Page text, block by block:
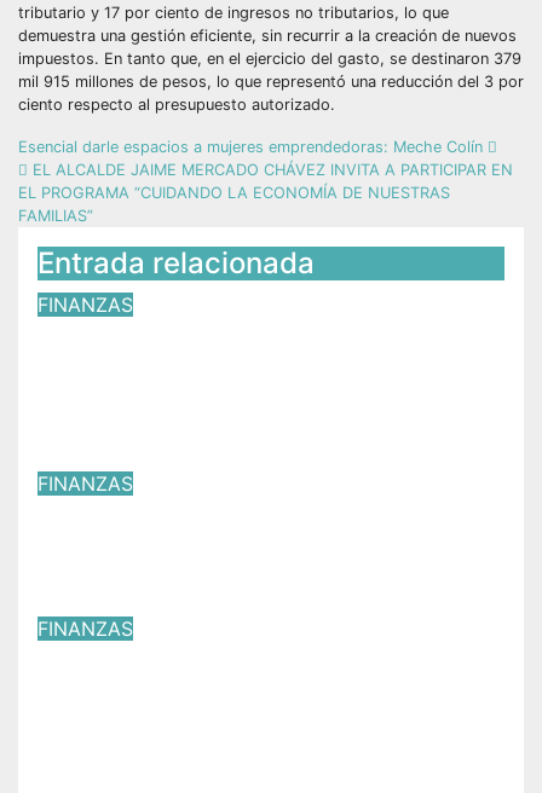
tributario y 17 por ciento de ingresos no tributarios, lo que
demuestra una gestión eficiente, sin recurrir a la creación de nuevos
impuestos. En tanto que, en el ejercicio del gasto, se destinaron 379
mil 915 millones de pesos, lo que representó una reducción del 3 por
ciento respecto al presupuesto autorizado.
Esencial darle espacios a mujeres emprendedoras: Meche Colín
EL ALCALDE JAIME MERCADO CHÁVEZ INVITA A PARTICIPAR EN
EL PROGRAMA “CUIDANDO LA ECONOMÍA DE NUESTRAS
FAMILIAS”
Entrada relacionada
FINANZAS
FINANZAS
FINANZAS